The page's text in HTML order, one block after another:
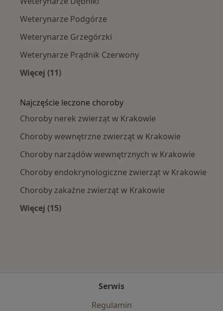
Weterynarze Podgórze
Weterynarze Grzegórzki
Weterynarze Prądnik Czerwony
Więcej (11)
Najczęście leczone choroby
Choroby nerek zwierząt w Krakowie
Choroby wewnętrzne zwierząt w Krakowie
Choroby narządów wewnętrznych w Krakowie
Choroby endokrynologiczne zwierząt w Krakowie
Choroby zakaźne zwierząt w Krakowie
Więcej (15)
Serwis
Regulamin